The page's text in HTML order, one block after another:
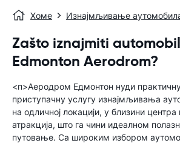
Хоме Изнајмљивање
Zašto iznajmiti
Edmonton Aerodrom?
<п>Аеродром Едмонтон нуди
приступачну услугу изнајмљивања
на одличној локацији, у близини центра
атракција, што га чини идеалном
путовање. Са широким избором